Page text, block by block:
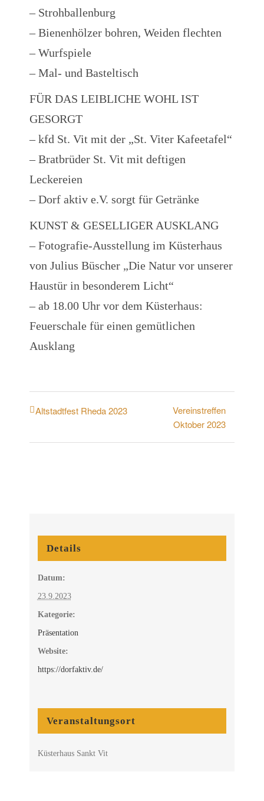
– Strohballenburg
– Bienenhölzer bohren, Weiden flechten
– Wurfspiele
– Mal- und Basteltisch
FÜR DAS LEIBLICHE WOHL IST
GESORGT
– kfd St. Vit mit der „St. Viter Kafeetafel“
– Bratbrüder St. Vit mit deftigen
Leckereien
– Dorf aktiv e.V. sorgt für Getränke
KUNST & GESELLIGER AUSKLANG
– Fotografie-Ausstellung im Küsterhaus
von Julius Büscher „Die Natur vor unserer
Haustür in besonderem Licht“
– ab 18.00 Uhr vor dem Küsterhaus:
Feuerschale für einen gemütlichen
Ausklang
Altstadtfest Rheda 2023
Vereinstreffen
Oktober 2023
Details
Datum:
23.9.2023
Kategorie:
Präsentation
Website:
https://dorfaktiv.de/
Veranstaltungsort
Küsterhaus Sankt Vit